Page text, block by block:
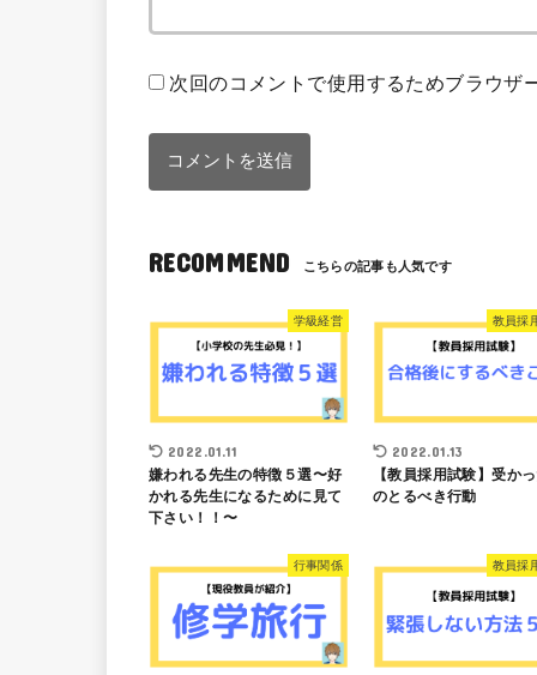
次回のコメントで使用するためブラウザ
RECOMMEND
学級経営
2022.01.11
嫌われる先生の特徴５選〜好
かれる先生になるために見て
下さい！！〜
教員採
2022.01.13
【教員採用試験】受か
のとるべき行動
行事関係 教員採